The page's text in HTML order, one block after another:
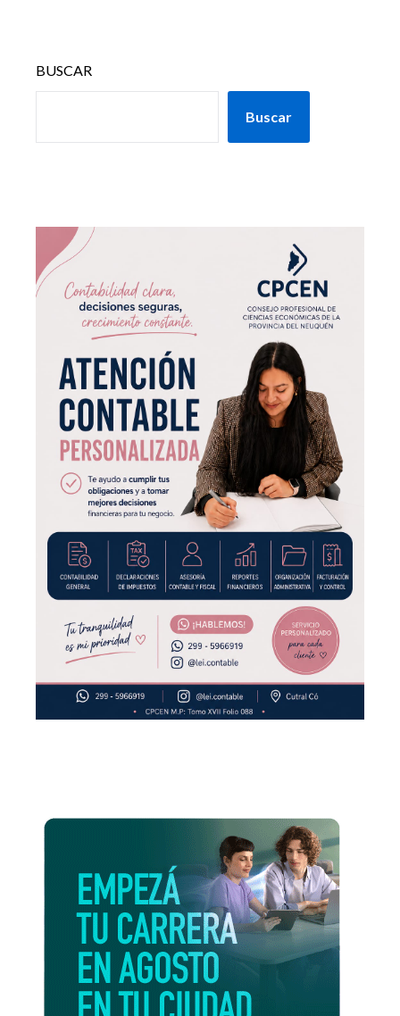
BUSCAR
Buscar